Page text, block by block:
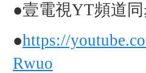
●壹電視YT頻道同
●https://
Rwuo